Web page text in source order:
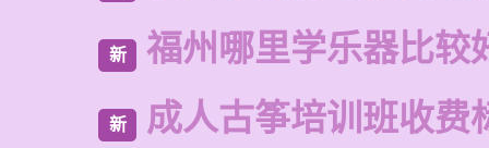
新 福州哪里学乐器比较
新 成人古筝培训班收费